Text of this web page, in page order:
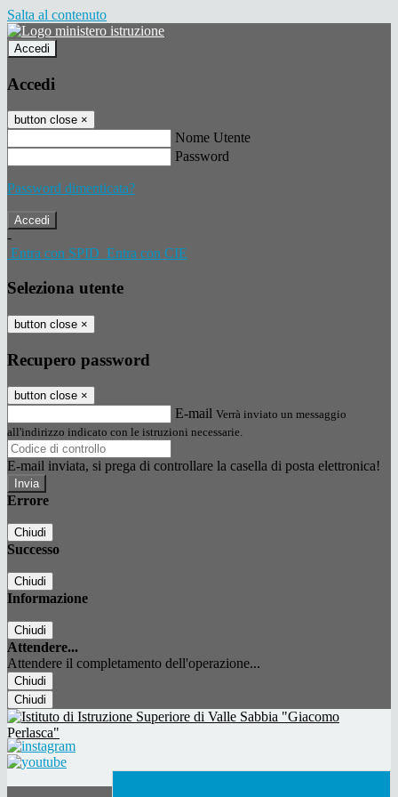
Salta al contenuto
Accedi
Accedi
button close ×
Nome Utente
Password
Password dimenticata?
-
Entra con SPID Entra con CIE
Seleziona utente
button close ×
Recupero password
button close ×
E-mail Verrà inviato un messaggio
all'indirizzo indicato con le istruzioni necessarie.
E-mail inviata, si prega di controllare la casella di posta elettronica!
Errore
Chiudi
Successo
Chiudi
Informazione
Chiudi
Attendere...
Attendere il completamento dell'operazione...
Chiudi
Chiudi